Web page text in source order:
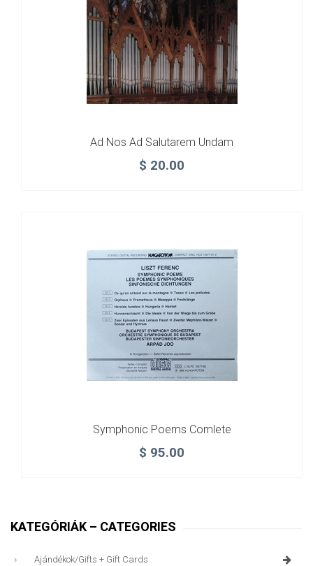
Ad Nos Ad Salutarem Undam
$ 20.00
Symphonic Poems Comlete
$ 95.00
KATEGÓRIÁK – CATEGORIES
Ajándékok/gifts + Gift Cards